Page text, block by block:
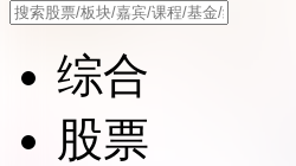
综合
股票